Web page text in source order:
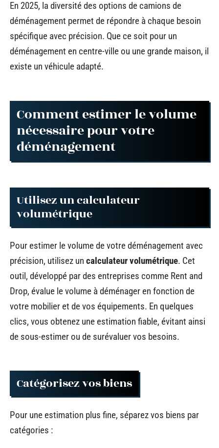
En 2025, la diversité des options de camions de
déménagement permet de répondre à chaque besoin
spécifique avec précision. Que ce soit pour un
déménagement en centre-ville ou une grande maison, il
existe un véhicule adapté.
Comment estimer le volume
nécessaire pour votre
déménagement
Utilisez un calculateur
volumétrique
Pour estimer le volume de votre déménagement avec
précision, utilisez un calculateur volumétrique. Cet
outil, développé par des entreprises comme Rent and
Drop, évalue le volume à déménager en fonction de
votre mobilier et de vos équipements. En quelques
clics, vous obtenez une estimation fiable, évitant ainsi
de sous-estimer ou de surévaluer vos besoins.
Catégorisez vos biens
Pour une estimation plus fine, séparez vos biens par
catégories :